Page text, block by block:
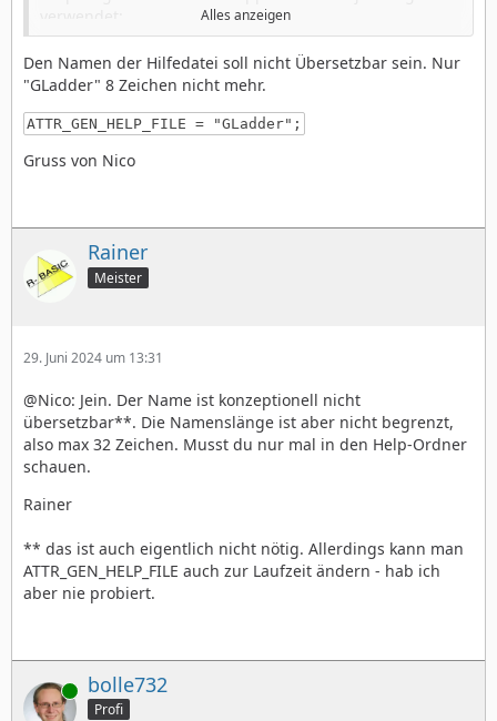
ATTR_GEN_HELP_FILE = "GeoLadder Help";
Wenn ich das auf einen Chunk umstelle, dann frisst er
mir das nicht:
ATTR_GEN_HELP_FILE = @HelpFile;
Alles anzeigen
Den Namen der Hilfedatei soll nicht Übersetzbar sein. Nur
"GLadder" 8 Zeichen nicht mehr.
ATTR_GEN_HELP_FILE = "GLadder";
Gruss von Nico
Rainer
Meister
29. Juni 2024 um 13:31
@Nico: Jein. Der Name ist konzeptionell nicht
übersetzbar**. Die Namenslänge ist aber nicht begrenzt,
also max 32 Zeichen. Musst du nur mal in den Help-Ordner
schauen.
Rainer
** das ist auch eigentlich nicht nötig. Allerdings kann man
ATTR_GEN_HELP_FILE auch zur Laufzeit ändern - hab ich
aber nie probiert.
Online bolle732
Profi